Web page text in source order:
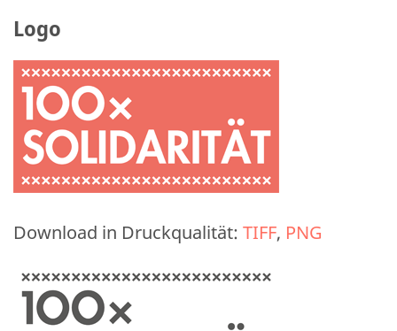
Logo
Download in Druckqualität: TIFF, PNG